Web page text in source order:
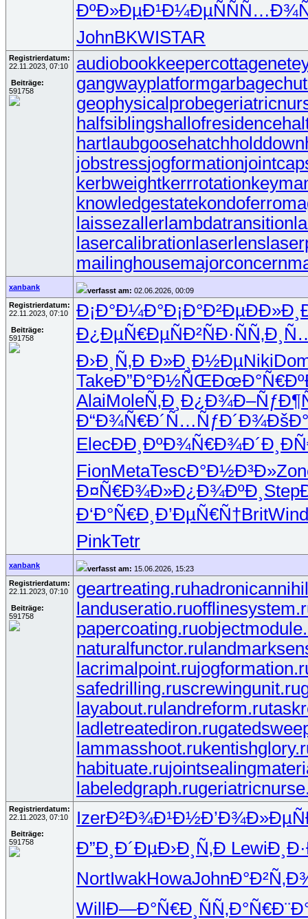
ÐºÐ»ÐµÐ¹Ð¼ÐµÑÑ
JohnBKWISTAR
Registrierdatum:
22.11.2023, 07:10
Beiträge:
591758
audiobookkeepercottagenet
gangwayplatform
geophysicalprobe
halfsiblingshallofresidence
hartlaubgoosehatchholddown
jobstressjogformation
kerbweightkerrrotation
knowledgestate
laissezaller lambdatransition
lasercalibration laserlens
mailinghousemajorconcern
xanbank verfasst am: 02.06.2026, 00:09
Registrierdatum:
22.11.2023, 07:10
Beiträge:
591758
Ð¡Ð°Ð¼Ð°Ð¡Ð°Ð²Ðµ
Ð¿ÐµÑ€ÐµÑÐ²ÑÐ·
Ð›Ð¸Ñ‚Ð Ð»Ð¸Ð½ÐµNiki
TakeÐ”Ð°Ð½ÑŒÐœÐ°Ñ€Ðº
AlaiMoleÑ‚Ð¸Ð¿Ð¾
Ð“Ð¾Ñ€Ð´Ñ…ÑƒÐ´Ð¾
ElecÐÐ¸ÐºÐ¾Ñ€Ð¾Ð´Ð¸
FionMetaTescÐ°Ð½Ð³Ð»
Ð¤Ñ€Ð¾Ð»Ð¿Ð¾ÐºÐ¸ Step
Ð‘Ð°Ñ€Ð¸ Ð’ÐµÑ€Ñ†BritWind
PinkTetr
xanbank verfasst am: 15.06.2026, 15:23
Registrierdatum:
22.11.2023, 07:10
Beiträge:
591758
geartreating.ru
landuseratio.ru
papercoating.ru
naturalfunctor.ru
lacrimalpoint.ru
safedrilling.ruscrewingunit.ru
layabout.ru landreform.ru
ladletreatediron.ru
lammasshoot.ru
habituate.ru
labeledgraph.ru
Registrierdatum:
22.11.2023, 07:10
Beiträge:
591758
IzerÐ²Ð¾Ð¹Ð½Ð’Ð¾Ð»Ðµ
Ð”Ð¸Ð´ÐµÐ›Ð¸Ñ‚Ð Lewi
NortIwakHowaJohn
Will Ð—Ð°Ñ€Ð¸ ÑÑ‚Ð°Ñ€